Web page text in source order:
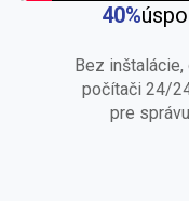
40%
Bez
počítači 24/
pre